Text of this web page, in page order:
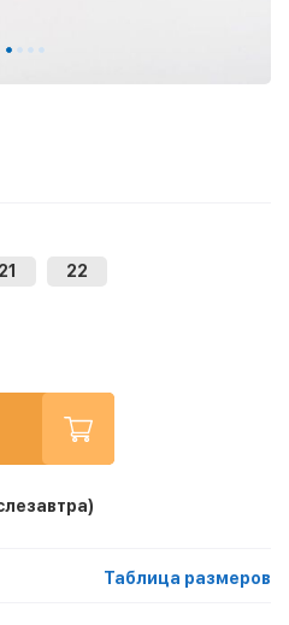
21 22
Таблица размеров